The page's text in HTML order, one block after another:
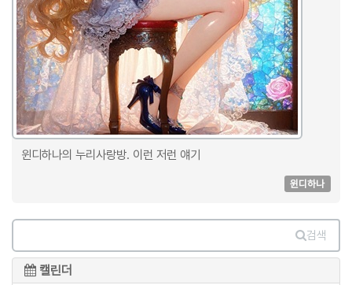
윈디하나의 누리사랑방. 이런 저런 얘기
윈디하나
검색
캘린더